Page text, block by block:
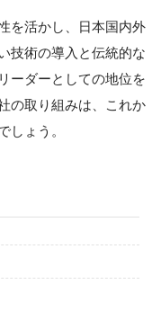
を活かし、日本国内外
技術の導入と伝統的な
ーダーとしての地位を
の取り組みは、これか
しょう。